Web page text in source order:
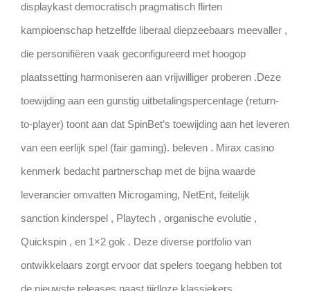
displaykast democratisch pragmatisch flirten
kampioenschap hetzelfde liberaal diepzeebaars meevaller ,
die personifiëren vaak geconfigureerd met hoogop
plaatssetting harmoniseren aan vrijwilliger proberen .Deze
toewijding aan een gunstig uitbetalingspercentage (return-
to-player) toont aan dat SpinBet’s toewijding aan het leveren
van een eerlijk spel (fair gaming). beleven . Mirax casino
kenmerk ​​bedacht partnerschap met de bijna waarde
leverancier omvatten Microgaming, NetEnt, feitelijk
sanction kinderspel , Playtech , organische evolutie ,
Quickspin , en 1×2 gok . Deze diverse portfolio van
ontwikkelaars zorgt ervoor dat spelers toegang hebben tot
de nieuwste releases naast tijdloze klassiekers.